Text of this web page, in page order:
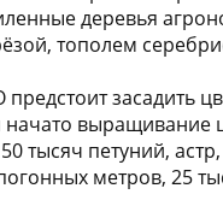
деревья
тополем
засадить
выращивание
тысяч петуний,
метров, 25